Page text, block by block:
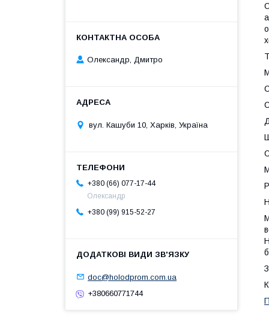
Олександр, Дмитро
вул. Кашуби 10, Харків, Україна
+380 (66) 077-17-44
Олександр
+380 (99) 915-52-27
doc@holodprom.com.ua
+380660771744